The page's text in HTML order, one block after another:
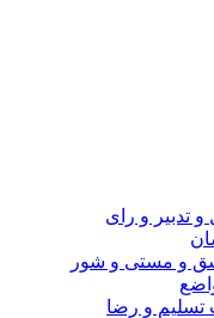
تدبیر و رای
و مستی و شور
تسلیم و رضا